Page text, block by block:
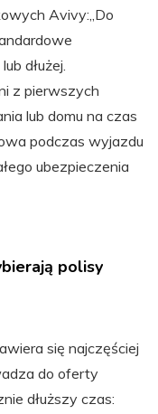
Avivy:„Do
dłużej.
z pierwszych
lub domu na czas
podczas wyjazdu
ubezpieczenia
polisy
się najczęściej
do oferty
dłuższy czas: